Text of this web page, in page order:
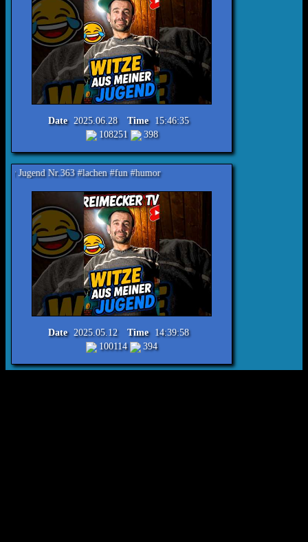
Date 2025.06.28 Time 15:46:35
108251
398
#lachen #fun #humor
Date 2025.05.12 Time 14:39:58
100114
394